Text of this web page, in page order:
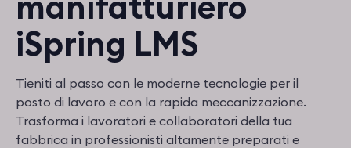
support@ispring.it
iSpring LMS
Tieniti al passo con le moderne tecnologie per il
posto di lavoro e con la rapida meccanizzazione.
Trasforma i lavoratori e collaboratori della tua
fabbrica in professionisti altamente preparati e